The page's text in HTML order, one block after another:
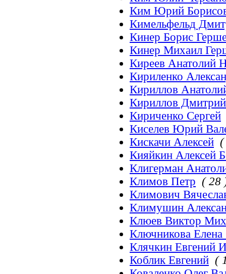
Ким Юрий
Кимельфельд
Кинер Борис
Кинер Михаил
Киреев Анатолий
Кириленко
Кириллов
Кириллов
Кириченко Сергей
Киселев Юрий
Кискачи Алексей (
Кияйкин Алексей
Клигерман
Климов Петр ( 28
Климович
Климушин
Клюев Виктор
Ключникова Елена
Клячкин Евгений
Коблик Евгений (